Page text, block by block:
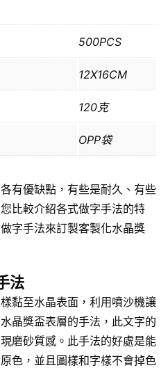
500PCS
12X16CM
120克
OPP袋
有優缺點，有些是耐久、有些
比較介紹各式做字手法的特
字手法來訂製客製化水晶獎
法
黏至水晶表面，利用噴沙機讓
晶獎盃表層的手法，此文字的
磨砂質感。此手法的好處是能
色，並且圖樣和字樣不會掉色